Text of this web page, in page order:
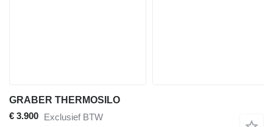
GRABER THERMOSILO
€ 3.900 Exclusief BTW